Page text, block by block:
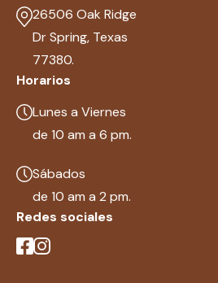
26506 Oak Ridge
Dr Spring, Texas
77380.
Horarios
Lunes a Viernes
de 10 am a 6 pm.
Sábados
de 10 am a 2 pm.
Redes sociales